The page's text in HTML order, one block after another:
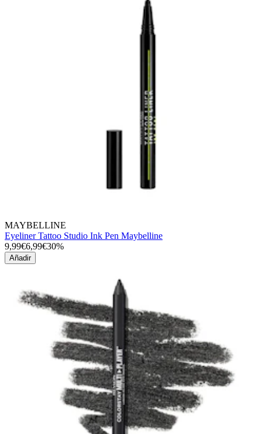
MAYBELLINE
Eyeliner Tattoo Studio Ink Pen Maybelline
9,99€6,99€30%
Añadir